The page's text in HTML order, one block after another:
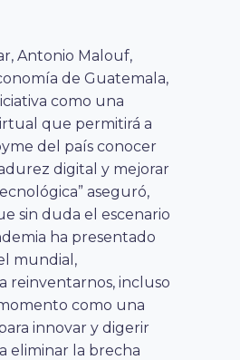
Antonio Malouf,
de Guatemala,
como una
que permitirá a
del país conocer
digital y mejorar
aseguró,
sin duda el escenario
ha presentado
mundial,
reinventarnos, incluso
como una
innovar y digerir
eliminar la brecha